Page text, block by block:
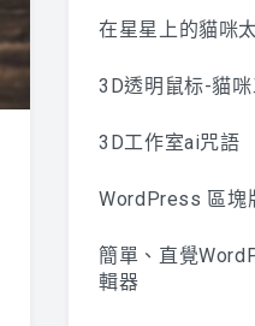
在星星上的貓咪
3D透明鼠标-貓
3D工作室ai咒語
WordPress 區塊
簡單、直覺
輯器